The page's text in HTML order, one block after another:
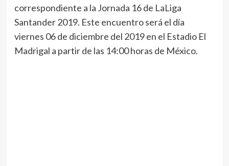
correspondiente a la Jornada 16 de LaLiga
Santander 2019. Este encuentro será el día
viernes 06 de diciembre del 2019 en el Estadio El
Madrigal a partir de las 14:00 horas de México.